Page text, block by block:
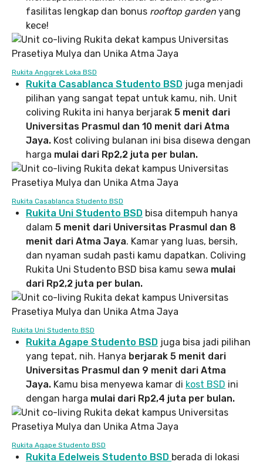
fasilitas lengkap dan bonus rooftop garden yang
kece!
Rukita Anggrek Loka BSD
Rukita Casablanca Studento BSD juga menjadi
pilihan yang sangat tepat untuk kamu, nih. Unit
coliving Rukita ini hanya berjarak 5 menit dari
Universitas Prasmul dan 10 menit dari Atma
Jaya. Kost coliving bulanan ini bisa disewa dengan
harga mulai dari Rp2,2 juta per bulan.
Rukita Casablanca Studento BSD
Rukita Uni Studento BSD bisa ditempuh hanya
dalam 5 menit dari Universitas Prasmul dan 8
menit dari Atma Jaya. Kamar yang luas, bersih,
dan nyaman sudah pasti kamu dapatkan. Coliving
Rukita Uni Studento BSD bisa kamu sewa mulai
dari Rp2,2 juta per bulan.
Rukita Uni Studento BSD
Rukita Agape Studento BSD juga bisa jadi pilihan
yang tepat, nih. Hanya berjarak 5 menit dari
Universitas Prasmul dan 9 menit dari Atma
Jaya. Kamu bisa menyewa kamar di kost BSD ini
dengan harga mulai dari Rp2,4 juta per bulan.
Rukita Agape Studento BSD
Rukita Edelweis Studento BSD berada di lokasi